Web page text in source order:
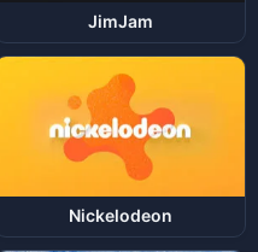
JimJam
Nickelodeon